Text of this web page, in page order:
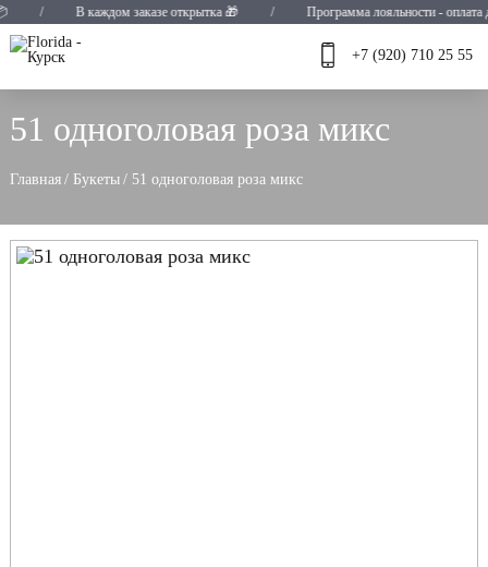
В каждом заказе открытка 🎁 / Программа лояльности - оплата до 30%
+7 (920) 710 25 55
51 одноголовая роза микс
Главная / Букеты / 51 одноголовая роза микс